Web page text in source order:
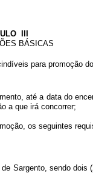
III
BÁSICAS
para promoção
até a data do
a que irá concorrer;
os seguintes
Sargento, sendo dois